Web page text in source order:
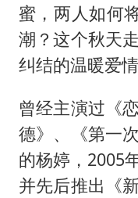
蜜，两人如何
潮？这个秋天
纠结的温暖爱情
曾经主演过《
德》、《第一
的杨婷，2005
并先后推出《